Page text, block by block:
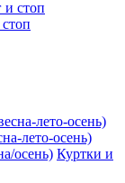
лето-осень)
Куртки и